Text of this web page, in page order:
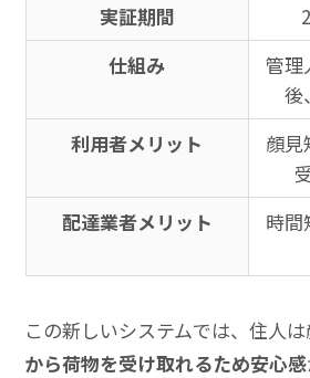
実証期間
仕組み
管理
後
利用者メリット
顔見
配達業者メリット
時間
この新しいシステムでは、住人
から荷物を受け取れるため安心感